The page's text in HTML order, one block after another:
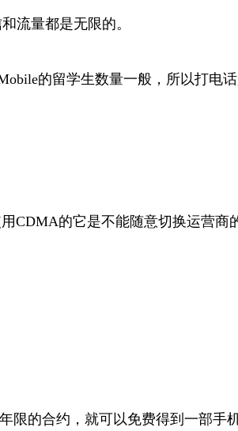
流量都是无限的。
的留学生数量一般，所以打电
CDMA的它是不能随意切换运营商
的合约，就可以免费得到一部手机